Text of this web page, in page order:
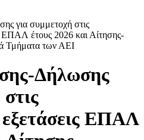
για συμμετοχή στις
ΕΠΑΛ έτους 2026 και Αίτησης-
Τμήματα των ΑΕΙ
Δήλωσης
ΕΠΑΛ